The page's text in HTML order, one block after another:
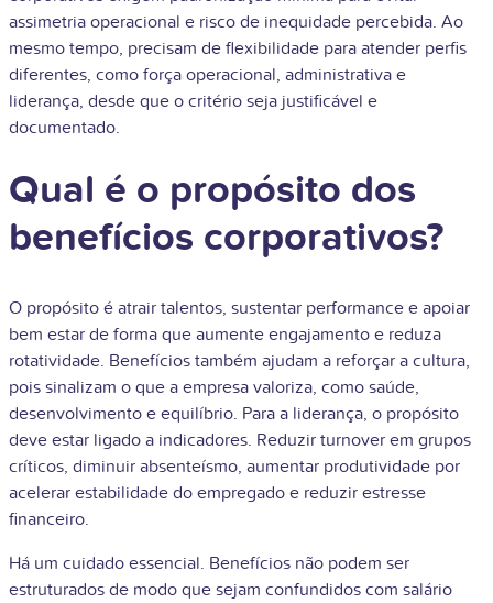
assimetria operacional e risco de inequidade percebida. Ao
mesmo tempo, precisam de flexibilidade para atender perfis
diferentes, como força operacional, administrativa e
liderança, desde que o critério seja justificável e
documentado.
Qual é o propósito dos
benefícios corporativos?
O propósito é atrair talentos, sustentar performance e apoiar
bem estar de forma que aumente engajamento e reduza
rotatividade. Benefícios também ajudam a reforçar a cultura,
pois sinalizam o que a empresa valoriza, como saúde,
desenvolvimento e equilíbrio. Para a liderança, o propósito
deve estar ligado a indicadores. Reduzir turnover em grupos
críticos, diminuir absenteísmo, aumentar produtividade por
acelerar estabilidade do empregado e reduzir estresse
financeiro.
Há um cuidado essencial. Benefícios não podem ser
estruturados de modo que sejam confundidos com salário